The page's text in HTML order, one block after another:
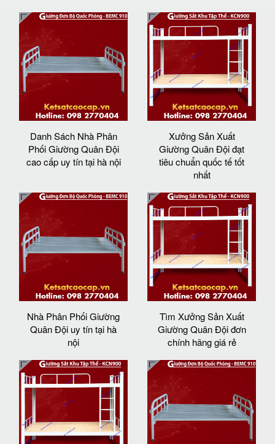
Danh Sách Nhà Phân
Phối Giường Quân Đội
cao cấp uy tín tại hà nội
Xưởng Sản Xuất
Giường Quân Đội đạt
tiêu chuẩn quốc tế tốt
nhất
Nhà Phân Phối Giường
Quân Đội uy tín tại hà
nội
Tìm Xưởng Sản Xuất
Giường Quân Đội đơn
chính hãng giá rẻ